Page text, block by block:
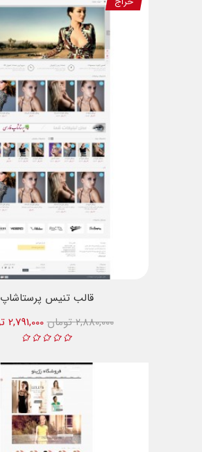
قالب تنیس پرستاشاپ
2,791,000 تومان
2,880,000 تومان